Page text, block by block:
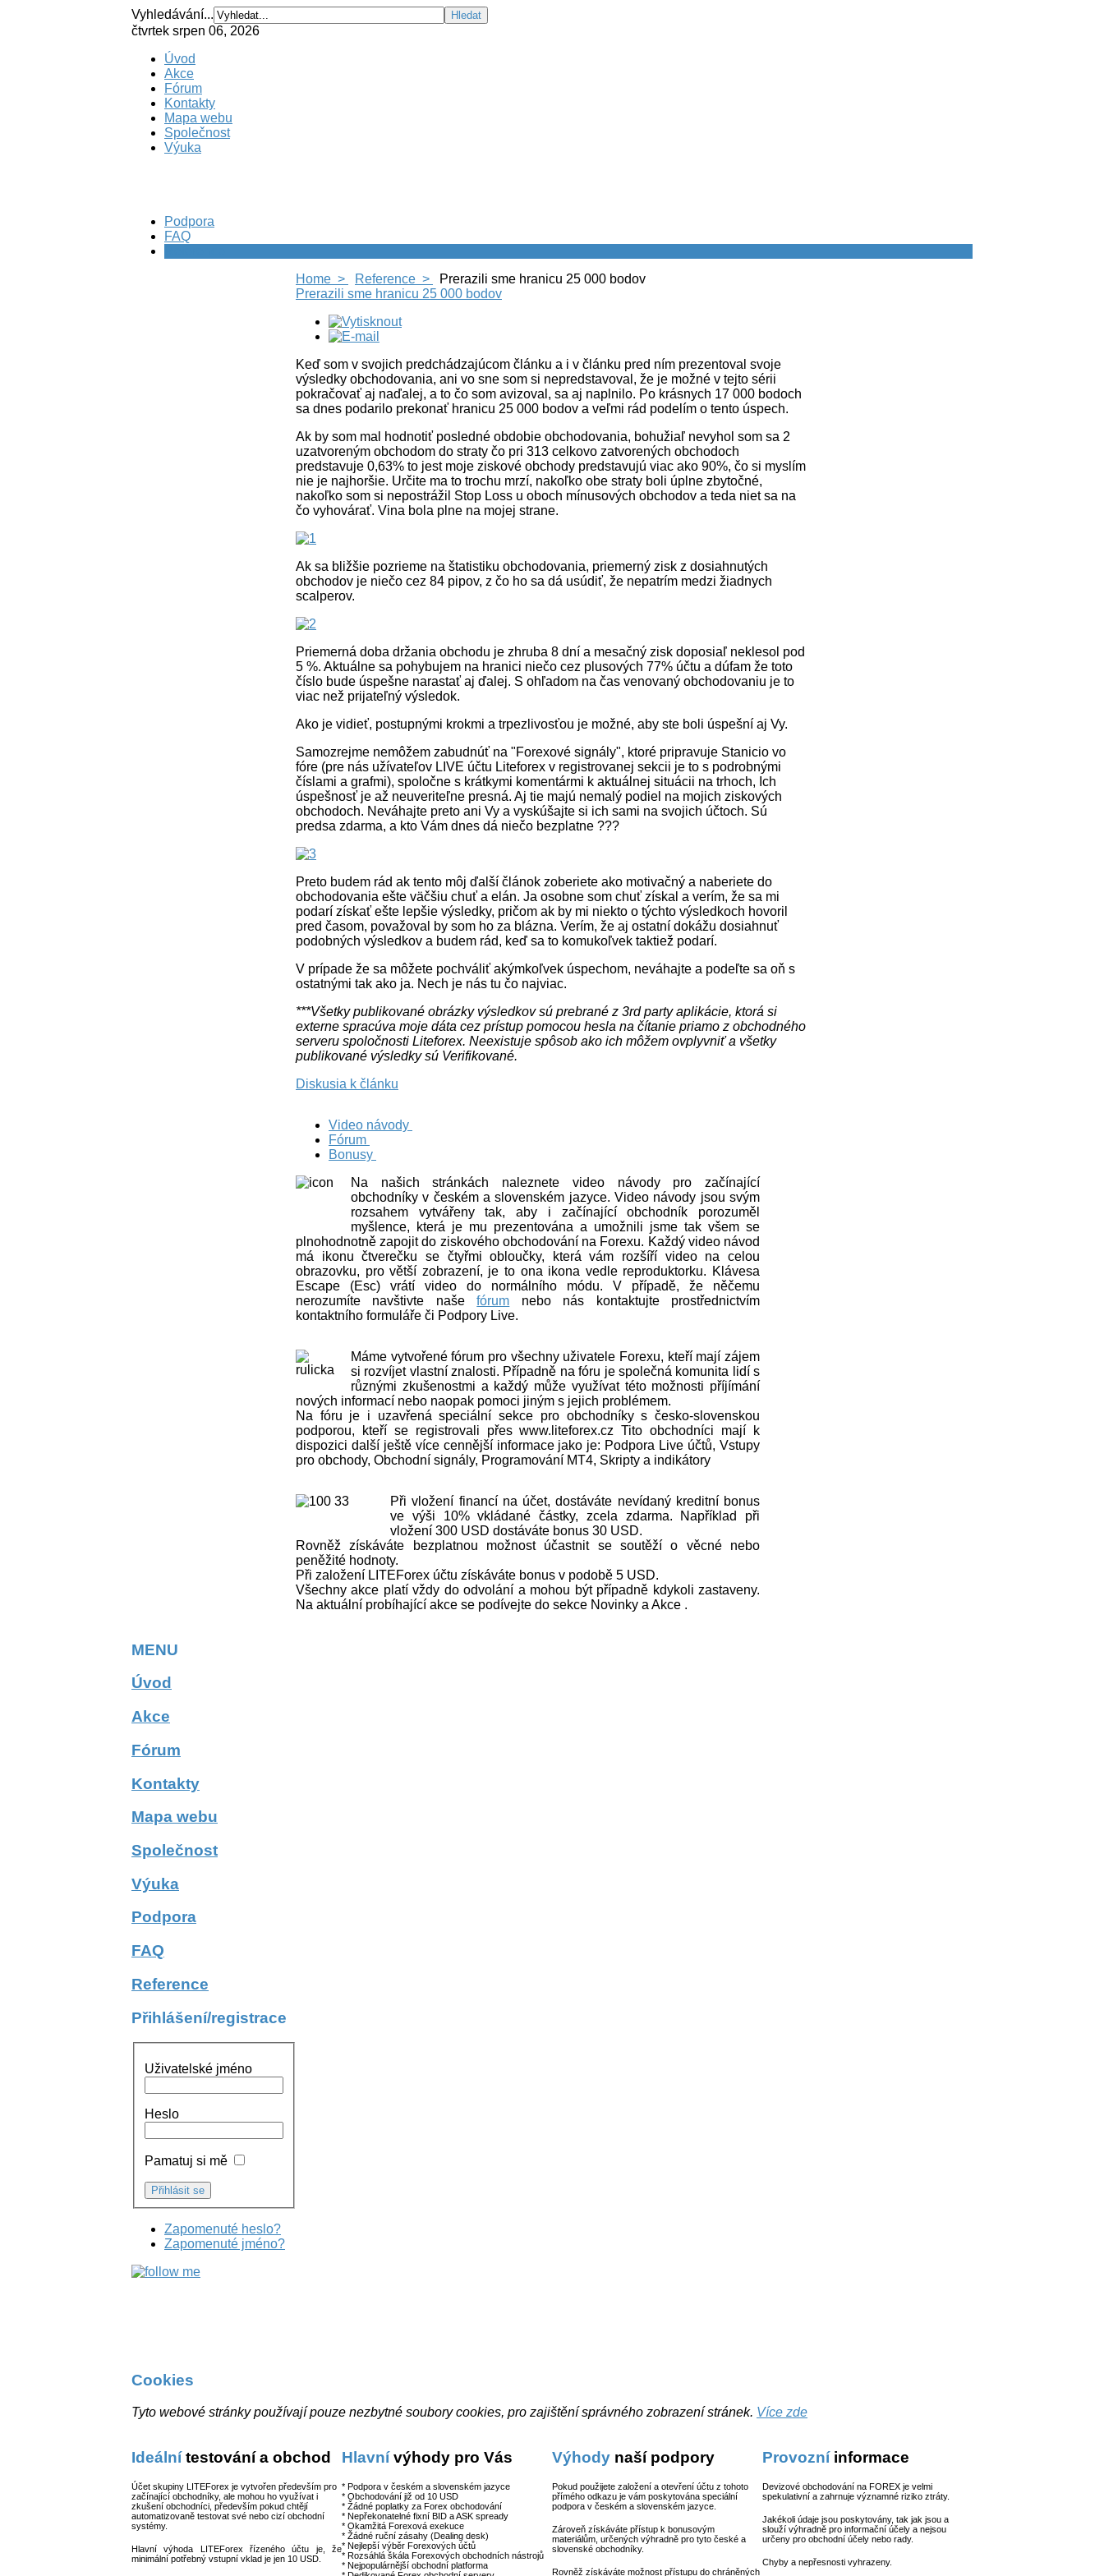
Vyhledávání...
čtvrtek srpen 06, 2026
Úvod
Akce
Fórum
Kontakty
Mapa webu
Společnost
Výuka
Podpora
FAQ
Home >
Reference >
Prerazili sme hranicu 25 000 bodov
Prerazili sme hranicu 25 000 bodov
Keď som v svojich predchádzajúcom článku a i v článku pred ním prezentoval svoje
výsledky obchodovania, ani vo sne som si nepredstavoval, že je možné v tejto sérii
pokračovať aj naďalej, a to čo som avizoval, sa aj naplnilo. Po krásnych 17 000 bodoch
sa dnes podarilo prekonať hranicu 25 000 bodov a veľmi rád podelím o tento úspech.
Ak by som mal hodnotiť posledné obdobie obchodovania, bohužiaľ nevyhol som sa 2
uzatvoreným obchodom do straty čo pri 313 celkovo zatvorených obchodoch
predstavuje 0,63% to jest moje ziskové obchody predstavujú viac ako 90%, čo si myslím
nie je najhoršie. Určite ma to trochu mrzí, nakoľko obe straty boli úplne zbytočné,
nakoľko som si nepostrážil Stop Loss u oboch mínusových obchodov a teda niet sa na
čo vyhovárať. Vina bola plne na mojej strane.
Ak sa bližšie pozrieme na štatistiku obchodovania, priemerný zisk z dosiahnutých
obchodov je niečo cez 84 pipov, z čo ho sa dá usúdiť, že nepatrím medzi žiadnych
scalperov.
Priemerná doba držania obchodu je zhruba 8 dní a mesačný zisk doposiaľ neklesol pod
5 %. Aktuálne sa pohybujem na hranici niečo cez plusových 77% účtu a dúfam že toto
číslo bude úspešne narastať aj ďalej. S ohľadom na čas venovaný obchodovaniu je to
viac než prijateľný výsledok.
Ako je vidieť, postupnými krokmi a trpezlivosťou je možné, aby ste boli úspešní aj Vy.
Samozrejme nemôžem zabudnúť na "Forexové signály", ktoré pripravuje Stanicio vo
fóre (pre nás užívateľov LIVE účtu Liteforex v registrovanej sekcii je to s podrobnými
číslami a grafmi), spoločne s krátkymi komentármi k aktuálnej situácii na trhoch, Ich
úspešnosť je až neuveriteľne presná. Aj tie majú nemalý podiel na mojich ziskových
obchodoch. Neváhajte preto ani Vy a vyskúšajte si ich sami na svojich účtoch. Sú
predsa zdarma, a kto Vám dnes dá niečo bezplatne ???
Preto budem rád ak tento môj ďalší článok zoberiete ako motivačný a naberiete do
obchodovania ešte väčšiu chuť a elán. Ja osobne som chuť získal a verím, že sa mi
podarí získať ešte lepšie výsledky, pričom ak by mi niekto o týchto výsledkoch hovoril
pred časom, považoval by som ho za blázna. Verím, že aj ostatní dokážu dosiahnuť
podobných výsledkov a budem rád, keď sa to komukoľvek taktiež podarí.
V prípade že sa môžete pochváliť akýmkoľvek úspechom, neváhajte a podeľte sa oň s
ostatnými tak ako ja. Nech je nás tu čo najviac.
***Všetky publikované obrázky výsledkov sú prebrané z 3rd party aplikácie, ktorá si
externe spracúva moje dáta cez prístup pomocou hesla na čítanie priamo z obchodného
serveru spoločnosti Liteforex. Neexistuje spôsob ako ich môžem ovplyvniť a všetky
publikované výsledky sú Verifikované.
Diskusia k článku
Video návody
Fórum
Bonusy
Na našich stránkách naleznete video návody pro začínající
obchodníky v českém a slovenském jazyce. Video návody jsou svým
rozsahem vytvářeny tak, aby i začínající obchodník porozuměl
myšlence, která je mu prezentována a umožnili jsme tak všem se
plnohodnotně zapojit do ziskového obchodování na Forexu. Každý video návod
má ikonu čtverečku se čtyřmi obloučky, která vám rozšíří video na celou
obrazovku, pro větší zobrazení, je to ona ikona vedle reproduktorku. Klávesa
Escape (Esc) vrátí video do normálního módu. V případě, že něčemu
nerozumíte navštivte našefórum nebo nás kontaktujte prostřednictvím
kontaktního formuláře či Podpory Live.
Máme vytvořené fórum pro všechny uživatele Forexu, kteří mají zájem
si rozvíjet vlastní znalosti. Případně na fóru je společná komunita lidí s
různými zkušenostmi a každý může využívat této možnosti příjímání
nových informací nebo naopak pomoci jiným s jejich problémem.
Na fóru je i uzavřená speciální sekce pro obchodníky s česko-slovenskou
podporou, kteří se registrovali přes www.liteforex.cz Tito obchodníci mají k
dispozici další ještě více cennější informace jako je: Podpora Live účtů, Vstupy
pro obchody, Obchodní signály, Programování MT4, Skripty a indikátory
Při vložení financí na účet, dostáváte nevídaný kreditní bonus
ve výši 10% vkládané částky, zcela zdarma. Například při
vložení 300 USD dostáváte bonus 30 USD.
Rovněž získáváte bezplatnou možnost účastnit se soutěží o věcné nebo
peněžité hodnoty.
Při založení LITEForex účtu získáváte bonus v podobě 5 USD.
Všechny akce platí vždy do odvolání a mohou být případně kdykoli zastaveny.
Na aktuální probíhající akce se podívejte do sekce Novinky a Akce .
MENU
Úvod
Akce
Fórum
Kontakty
Mapa webu
Společnost
Výuka
Podpora
FAQ
Reference
Přihlášení/registrace
Uživatelské jméno
Heslo
Pamatuj si mě
Zapomenuté heslo?
Zapomenuté jméno?
Cookies
Tyto webové stránky používají pouze nezbytné soubory cookies, pro zajištění správného zobrazení stránek. Více zde
Ideálnítestování a obchod
Účet skupiny LITEForex je vytvořen především pro
začínající obchodníky, ale mohou ho využívat i
zkušení obchodníci, především pokud chtějí
automatizovaně testovat své nebo cizí obchodní
systémy.
Hlavní výhoda LITEForex řízeného účtu je, že
minimální potřebný vstupní vklad je jen 10 USD.
Hlavnívýhody pro Vás
* Podpora v českém a slovenském jazyce
* Obchodování již od 10 USD
* Žádné poplatky za Forex obchodování
* Nepřekonatelné fixní BID a ASK spready
* Okamžitá Forexová exekuce
* Žádné ruční zásahy (Dealing desk)
* Nejlepší výběr Forexových účtů
* Rozsáhlá škála Forexových obchodních nástrojů
* Nejpopulárnější obchodní platforma
Výhody naší podpory
Pokud použijete založení a otevření účtu z tohoto
přímého odkazu je vám poskytována speciální
podpora v českém a slovenském jazyce.
Zároveň získáváte přístup k bonusovým
materiálům, určených výhradně pro tyto české a
slovenské obchodníky.
Rovněž získáváte možnost přístupu do chráněných
Provozní informace
Devizové obchodování na FOREX je velmi
spekulativní a zahrnuje významné riziko ztráty.
Jakékoli údaje jsou poskytovány, tak jak jsou a
slouží výhradně pro informační účely a nejsou
určeny pro obchodní účely nebo rady.
Chyby a nepřesnosti vyhrazeny.